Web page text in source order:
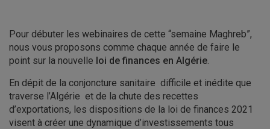
Pour débuter les webinaires de cette “semaine Maghreb”,
nous vous proposons comme chaque année de faire le
point sur la nouvelle loi de finances en Algérie.
En dépit de la conjoncture sanitaire difficile et inédite que
traverse l’Algérie et de la chute des recettes
d’exportations, les dispositions de la loi de finances 2021
visent à créer une dynamique d’investissements tous